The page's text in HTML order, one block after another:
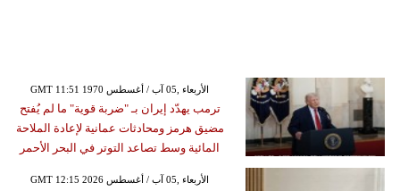
GMT 11:51 1970 الأربعاء ,05 آب / أغسطس
ترمب يهدّد إيران بـ "ضربة قوية" ما لم يُفتح
مضيق هرمز ومحادثات عمانية لإعادة الملاحة
المائية وسط تصاعد التوتر في البحر الأحمر
GMT 12:15 2026 الأربعاء ,05 آب / أغسطس